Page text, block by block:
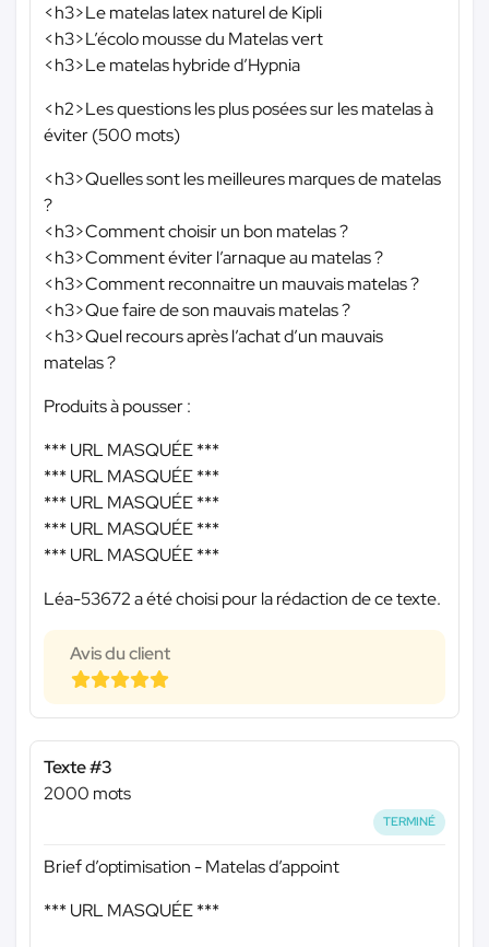
<h3>Le matelas latex naturel de Kipli
<h3>L’écolo mousse du Matelas vert
<h3>Le matelas hybride d’Hypnia
<h2>Les questions les plus posées sur les matelas à
éviter (500 mots)
<h3>Quelles sont les meilleures marques de matelas
?
<h3>Comment choisir un bon matelas ?
<h3>Comment éviter l’arnaque au matelas ?
<h3>Comment reconnaitre un mauvais matelas ?
<h3>Que faire de son mauvais matelas ?
<h3>Quel recours après l’achat d’un mauvais
matelas ?
Produits à pousser :
*** URL MASQUÉE ***
*** URL MASQUÉE ***
*** URL MASQUÉE ***
*** URL MASQUÉE ***
*** URL MASQUÉE ***
Léa-53672 a été choisi pour la rédaction de ce texte.
Avis du client
Texte #3
2000 mots
TERMINÉ
Brief d’optimisation - Matelas d’appoint
*** URL MASQUÉE ***